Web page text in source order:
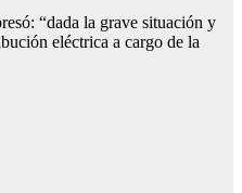
“dada la grave situación y
eléctrica a cargo de la